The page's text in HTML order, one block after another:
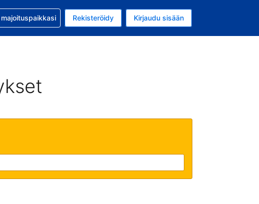
valuutta on EUR
kieli on Suomi
kanssa Rekisteröidy Kirjaudu sisään